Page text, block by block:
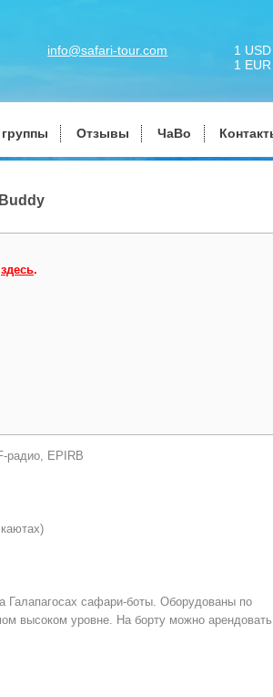
info@safari-tour.com
1
1
Отзывы ЧаВо
здесь.
радио, EPIRB
Галапагосах сафари-боты. Оборудованы по
высоком уровне. На борту можно арендовать